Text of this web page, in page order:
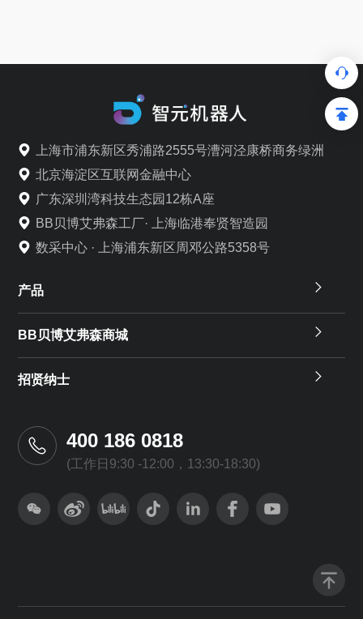
上海市浦东新区秀浦路2555号漕河泾康桥商务绿洲
北京海淀区互联网金融中心
广东深圳湾科技生态园12栋A座
BB贝博艾弗森工厂· 上海临港奉贤智造园
数采中心 · 上海浦东新区周邓公路5358号
产品
BB贝博艾弗森商城
招贤纳士
400 186 0818
(工作日9:30 -12:00，13:30-18:30)